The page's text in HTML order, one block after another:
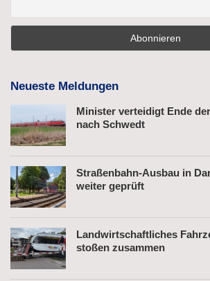
Neueste Meldungen
Minister verteidigt Ende
nach Schwedt
Straßenbahn-Ausbau in
weiter geprüft
Landwirtschaftliches
stoßen zusammen